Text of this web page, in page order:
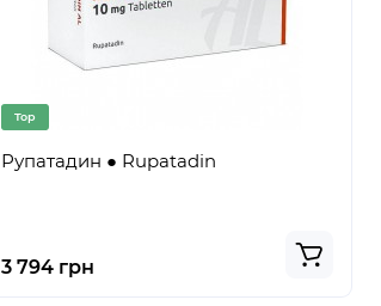
Top
Рупатадин ● Rupatadin
3 794 грн